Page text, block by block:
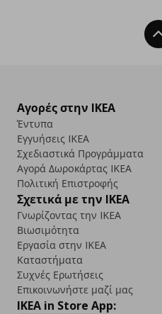
Αγορές στην IKEA
Έντυπα
Εγγυήσεις IKEA
Σχεδιαστικά Προγράμματα
Αγορά Δωρoκάρτας IKEA
Πολιτική Επιστροφής
Σχετικά με την IKEA
Γνωρίζοντας την IKEA
Βιωσιμότητα
Εργασία στην IKEA
Καταστήματα
Συχνές Ερωτήσεις
Επικοινωνήστε μαζί μας
IKEA in Store App: